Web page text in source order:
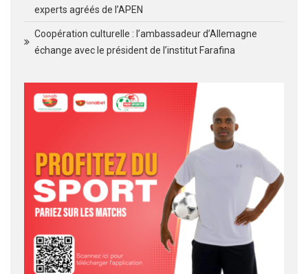
experts agréés de l’APEN
Coopération culturelle : l’ambassadeur d’Allemagne
échange avec le président de l’institut Farafina